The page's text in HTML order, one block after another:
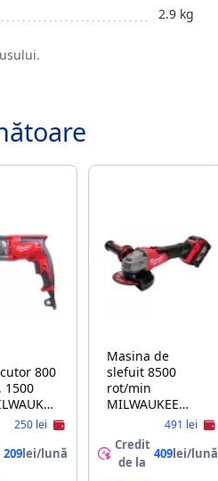
2.9 kg
800
1500
250 lei
209lei/lună
Masina de
slefuit 8500
rot/min
MILWAUKEE
M18FSAG125XB-
491 lei
Credit
de la
409lei/lună